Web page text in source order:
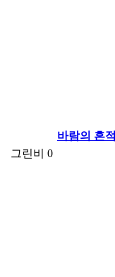
바람의 흔적
그린비
0